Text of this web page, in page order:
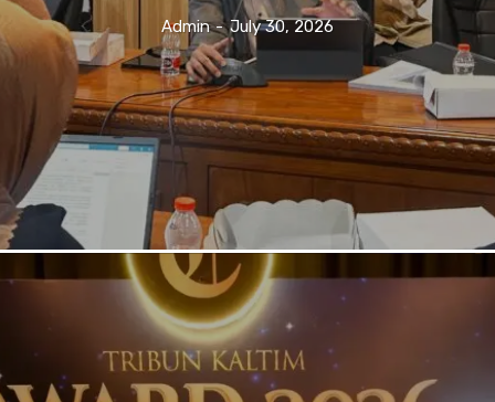
Admin - July 30, 2026